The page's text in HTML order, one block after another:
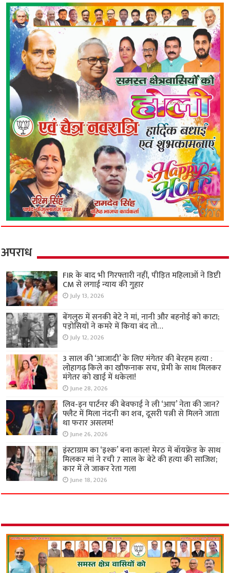
अपराध
FIR के बाद भी गिरफ्तारी नहीं, पीड़ित महिलाओं ने डिप्टी
CM से लगाई न्याय की गुहार
July 13, 2026
बेंगलुरु में सनकी बेटे ने मां, नानी और बहनोई को काटा;
पड़ोसियों ने कमरे में किया बंद तो…
July 12, 2026
3 साल की ‘आजादी’ के लिए मंगेतर की बेरहम हत्या :
लोहागढ़ किले का खौफनाक सच, प्रेमी के साथ मिलकर
मंगेतर को खाई में धकेला!
June 28, 2026
लिव-इन पार्टनर की बेवफाई ने ली ‘आप’ नेता की जान?
फ्लैट में मिला नंदनी का शव, दूसरी पत्नी से मिलने जाता
था फरार असलम!
June 26, 2026
इंस्टाग्राम का ‘इश्क’ बना काल! मेरठ में बॉयफ्रेंड के साथ
मिलकर मां ने रची 7 साल के बेटे की हत्या की साजिश;
कार में ले जाकर रेता गला
June 18, 2026